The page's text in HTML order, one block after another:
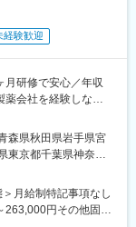
第で大幅な年収UP
業者）
す。
のみ
を身につけます。
、集合研修を組み合
対策講座がありま
、成果を出すための
経験歓迎
月研修で安心／年収
薬会社を経験しなが
てスタート可能
森県秋田県岩手県宮
東京都千葉県神奈川
月給制特記事項なし
263,000円その他固定